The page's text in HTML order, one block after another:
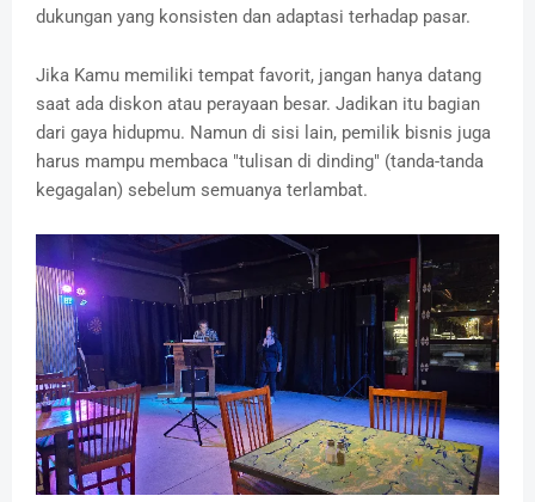
dukungan yang konsisten dan adaptasi terhadap pasar.
Jika Kamu memiliki tempat favorit, jangan hanya datang
saat ada diskon atau perayaan besar. Jadikan itu bagian
dari gaya hidupmu. Namun di sisi lain, pemilik bisnis juga
harus mampu membaca "tulisan di dinding" (tanda-tanda
kegagalan) sebelum semuanya terlambat.